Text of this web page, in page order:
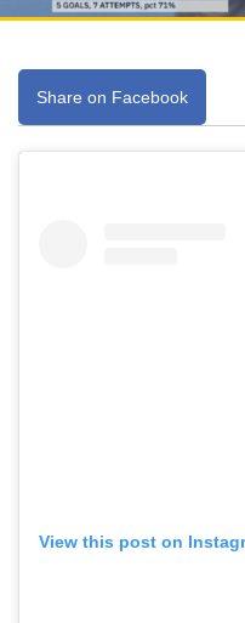
Share on Facebook
View this post on